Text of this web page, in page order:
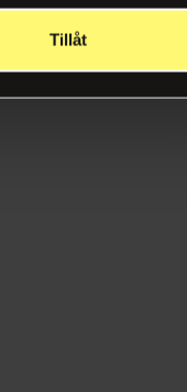
Tillåt